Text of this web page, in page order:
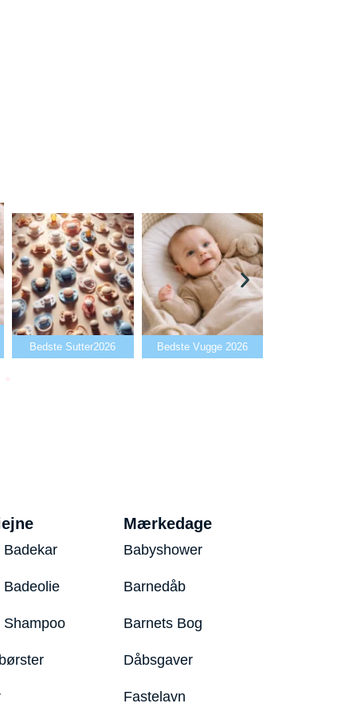
Bedste Sutter2026 Bedste Vugge 2026
Badekar
Badeolie
Shampoo
Mærkedage
Babyshower
Barnedåb
Barnets Bog
Dåbsgaver
Fastelavn